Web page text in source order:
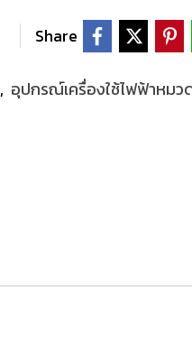
Share
, อุปกรณ์เครื่องใช้ไฟฟ้าหมว